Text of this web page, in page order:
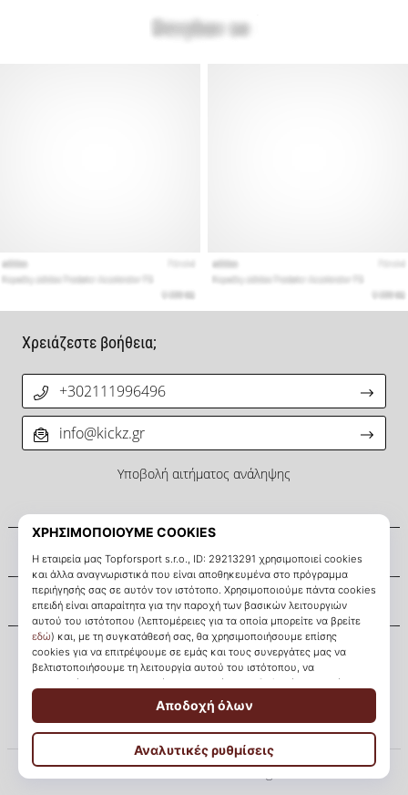
KICKZ.gr
Σχετικά μ' εμάς
Εξυπηρέτηση πελατών
Χρειάζεστε βοήθεια;
+302111996496
info@kickz.gr
Υποβολή αιτήματος ανάληψης